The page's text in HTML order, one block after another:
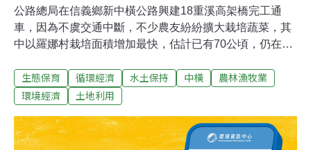
公路總局在信義鄉新中橫公路興建18重溪高架橋完工通
車，因為不虞交通中斷，不少農友紛紛擴大栽培蔬菜，其
中以羅娜村栽培面積增加最快，估計已有70公頃，仍在增
競爭力，當秋冬後，平地冬季蔬菜大量增加，就易失去競
爭力，山地最怕碰上颱風，造成道路中斷，每逢雨季，農
娜村農友多半種植敏豆、彩色甜椒、番茄、花卉等，有的
因為市場需要，搭建溫室有機栽培，像彩色甜椒，每公斤
生態保育 循環經濟 水土保持 中橫
農林漁牧業
環境經濟
土地利用